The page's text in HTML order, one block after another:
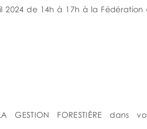
2024 de 14h à 17h à la Fédération
FORESTIÈRE dans